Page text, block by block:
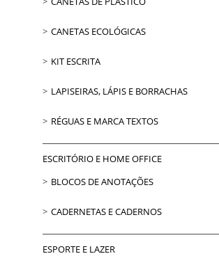
CANETAS ECOLÓGICAS
KIT ESCRITA
LAPISEIRAS, LÁPIS E BORRACHAS
RÉGUAS E MARCA TEXTOS
ESCRITÓRIO E HOME OFFICE
BLOCOS DE ANOTAÇÕES
CADERNETAS E CADERNOS
ESPORTE E LAZER